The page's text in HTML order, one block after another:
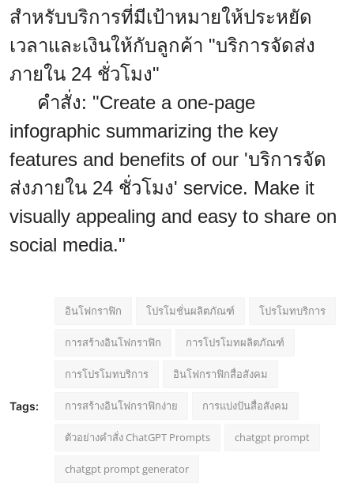
สำหรับบริการที่มีเป้าหมายให้ประหยัด
เวลาและเงินให้กับลูกค้า "บริการจัดส่ง
ภายใน 24 ชั่วโมง"
คำสั่ง: "Create a one-page
infographic summarizing the key
features and benefits of our 'บริการจัด
ส่งภายใน 24 ชั่วโมง' service. Make it
visually appealing and easy to share on
social media."
Tags:
อินโฟกราฟิก โปรโมชั่นผลิตภัณฑ์ โปรโมทบริการ
การสร้างอินโฟกราฟิก การโปรโมทผลิตภัณฑ์
การโปรโมทบริการ อินโฟกราฟิกสื่อสังคม
การสร้างอินโฟกราฟิกง่าย การแบ่งปันสื่อสังคม
ตัวอย่างคำสั่ง ChatGPT Prompts chatgpt prompt
chatgpt prompt generator